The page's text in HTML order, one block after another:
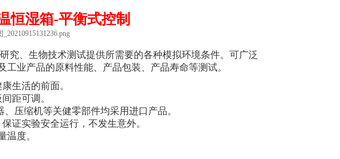
恒湿箱-平衡式控制
究、生物技术测试提供所需要的各种模拟环境条件。可广泛
业产品的原料性能、产品包装、产品寿命等测试。
生活的前面。
距可调。
压缩机等关健零部件均采用进口产品。
证实验安全运行，不发生意外。
温度。